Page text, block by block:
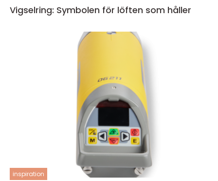
Vigselring: Symbolen för löften som håller
inspiration